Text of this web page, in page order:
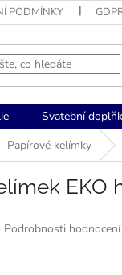
PODMÍNKY
Svatební
Papírové kelímky
EKO
Podrobnosti hodnocení